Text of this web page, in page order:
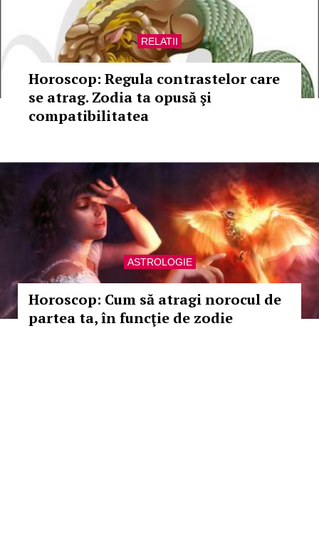
RELATII
Horoscop: Regula contrastelor care
se atrag. Zodia ta opusă şi
compatibilitatea
ASTROLOGIE
Horoscop: Cum să atragi norocul de
partea ta, în funcţie de zodie